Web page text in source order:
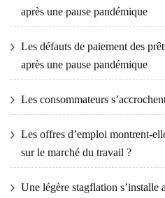
après une pause pandémique
Les défauts de paiement des
après une pause pandémique
Les consommateurs
Les offres d’emploi montrent-
sur le marché du travail ?
Une légère stagflation s’installe